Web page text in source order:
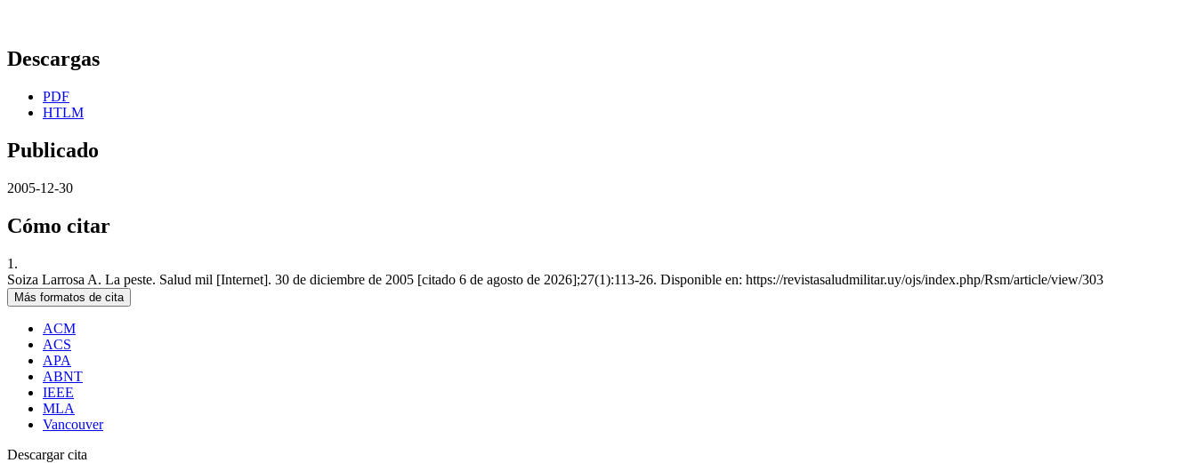
Descargas
PDF
HTLM
Publicado
2005-12-30
Cómo citar
1.
Soiza Larrosa A. La peste. Salud mil [Internet]. 30 de diciembre de 2005 [citado 6 de agosto de 2026];27(1):113-26. Disponible en: https://revistasaludmilitar.uy/ojs/index.php/Rsm/article/view/303
Más formatos de cita
ACM
ACS
APA
ABNT
IEEE
MLA
Vancouver
Descargar cita